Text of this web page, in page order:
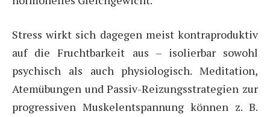
Stress wirkt sich dagegen meist kontraproduktiv
auf die Fruchtbarkeit aus – isolierbar sowohl
psychisch als auch physiologisch. Meditation,
Atemübungen und Passiv-Reizungsstrategien zur
progressiven Muskelentspannung können z. B.